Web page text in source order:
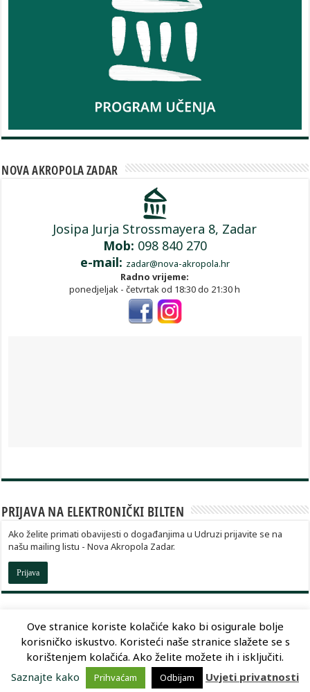
NOVA AKROPOLA ZADAR
Josipa Jurja Strossmayera 8, Zadar
Mob: 098 840 270
e-mail: zadar@nova-akropola.hr
Radno vrijeme:
ponedjeljak - četvrtak od 18:30 do 21:30 h
PRIJAVA NA ELEKTRONIČKI BILTEN
Ako želite primati obavijesti o događanjima u Udruzi prijavite se na
našu mailing listu - Nova Akropola Zadar.
Prijava
Dizajn: Optimum Dizajn
© Copyright 2026, Nova Akropola
Ove stranice koriste kolačiće kako bi osigurale bolje
korisničko iskustvo. Koristeći naše stranice slažete se s
korištenjem kolačića. Ako želite možete ih i isključiti.
Saznajte kako
Prihvaćam Odbijam Uvjeti privatnosti